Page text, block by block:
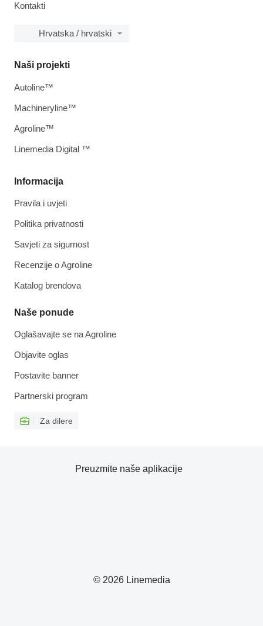
Kontakti
Hrvatska / hrvatski
Informacija
Pravila i uvjeti
Politika privatnosti
Savjeti za sigurnost
Recenzije o Agroline
Katalog brendova
Naše ponude
Oglašavajte se na Agroline
Objavite oglas
Postavite banner
Partnerski program
Za dilere
Naši projekti
Autoline™
Machineryline™
Agroline™
Linemedia Digital ™
© 2026 Linemedia
Preuzmite naše aplikacije